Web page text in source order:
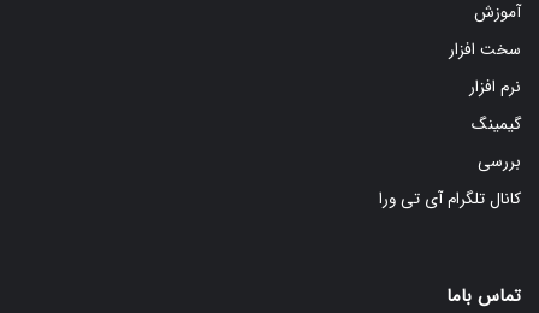
آموزش
سخت افزار
نرم افزار
گیمینگ
بررسی
کانال تلگرام آی تی ورا
تماس باما